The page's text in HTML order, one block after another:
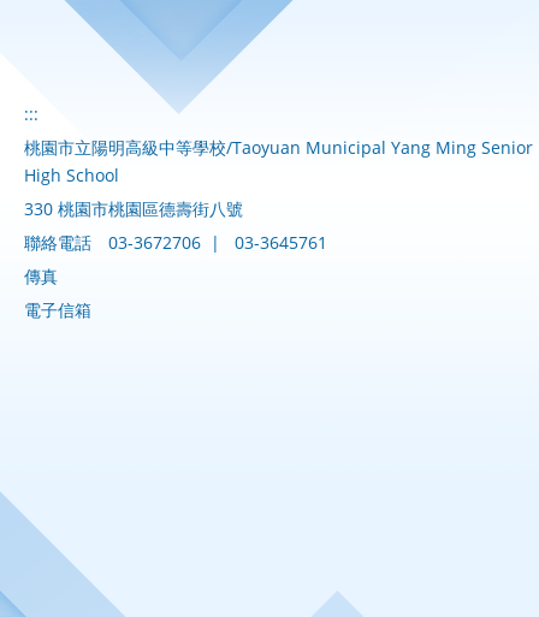
:::
桃園市立陽明高級中等學校/Taoyuan Municipal Yang Ming Senior
High School
330 桃園市桃園區德壽街八號
聯絡電話
03-3672706 |
03-3645761
傳真
電子信箱